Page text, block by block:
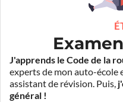
J'apprends le Code de la
experts de mon auto-école
assistant de révision. Puis,
général !